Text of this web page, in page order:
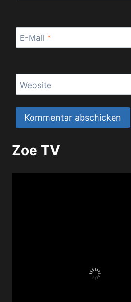
E-Mail *
Website
Zoe TV